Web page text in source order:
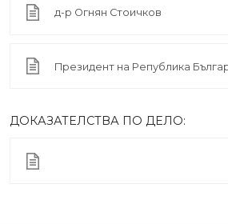
д-р Огнян Стоичков
Президент на Република
ДОКАЗАТЕЛСТВА ПО ДЕЛО: